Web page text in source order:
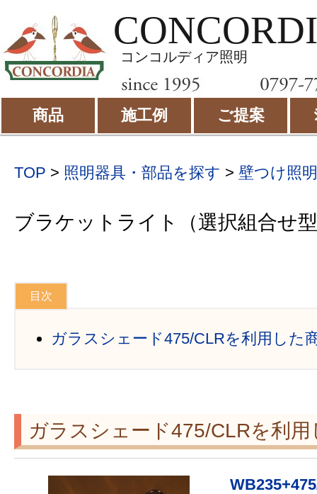
コンコルディア照明
商品 施工例 ご提案
TOP > 照明器具・部品を探す > 壁つけ照明
ブラケットライト（選択組合せ
ガラスシェード475/CLRを利用した
ガラスシェード475/CLRを利